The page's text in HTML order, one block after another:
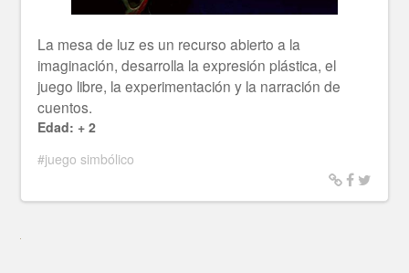
La mesa de luz es un recurso abierto a la
imaginación, desarrolla la expresión plástica, el
juego libre, la experimentación y la narración de
cuentos.
Edad: + 2
#juego simbólico